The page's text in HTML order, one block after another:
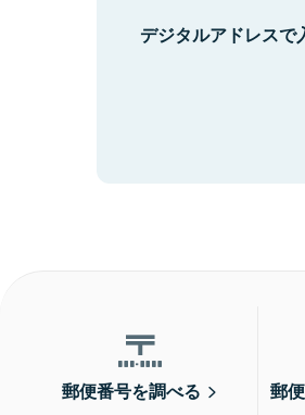
デジタルアドレスで
郵便番号を調べる
郵